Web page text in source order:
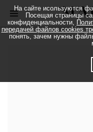
На сайте исользуются
Посещая страницы
конфиденциальности,
передачей файлов cookies
понять, зачем нужны